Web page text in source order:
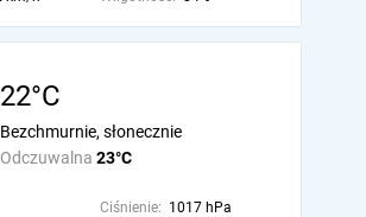
22°C
Odczuwalna 23°C
Bezchmurnie, słonecznie
Ciśnienie: 1017 hPa